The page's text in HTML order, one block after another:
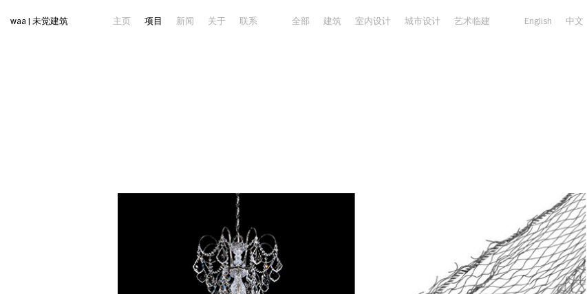
waa | 未觉建筑 主页 项目 新闻 关于 联系 全部 建筑 室内设计 城市设计 艺术临建 English 中文